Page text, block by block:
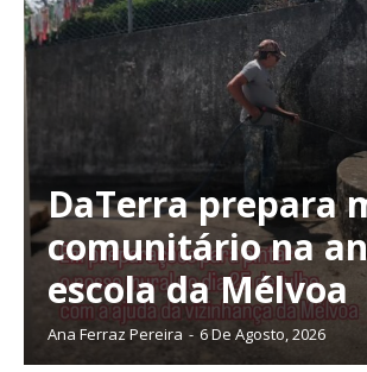
digitais.
Escolha o plano de assinatura
ASSINATURA
IMPRESSA
32€
12 meses
DaTerra prepara
comunitário na
escola da Mélvoa
Ana Ferraz Pereira - 6 De Agosto, 2026